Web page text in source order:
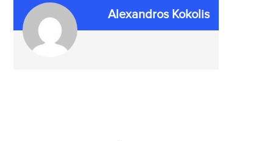
Alexandros Kokolis